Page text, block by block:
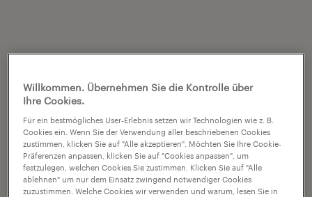
Willkommen. Übernehmen Sie die Kontrolle über
Ihre Cookies.
Für ein bestmögliches User-Erlebnis setzen wir Technologien wie z. B.
Cookies ein. Wenn Sie der Verwendung aller beschriebenen Cookies
zustimmen, klicken Sie auf "Alle akzeptieren". Möchten Sie Ihre Cookie-
Präferenzen anpassen, klicken Sie auf "Cookies anpassen", um
festzulegen, welchen Cookies Sie zustimmen. Klicken Sie auf "Alle
ablehnen" um nur dem Einsatz zwingend notwendiger Cookies
zuzustimmen. Welche Cookies wir verwenden und warum, lesen Sie in